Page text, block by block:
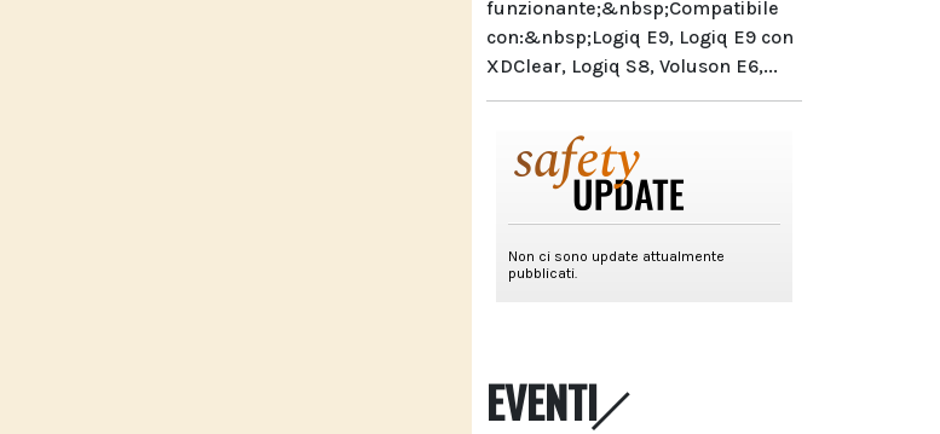
funzionante;&nbsp;Compatibile
con:&nbsp;Logiq E9, Logiq E9 con
XDClear, Logiq S8, Voluson E6,...
EVENTI